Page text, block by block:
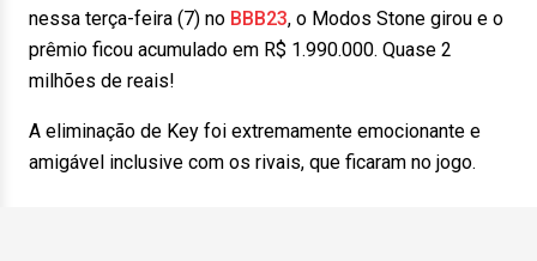
nessa terça-feira (7) no BBB23, o Modos Stone girou e o
prêmio ficou acumulado em R$ 1.990.000. Quase 2
milhões de reais!
A eliminação de Key foi extremamente emocionante e
amigável inclusive com os rivais, que ficaram no jogo.